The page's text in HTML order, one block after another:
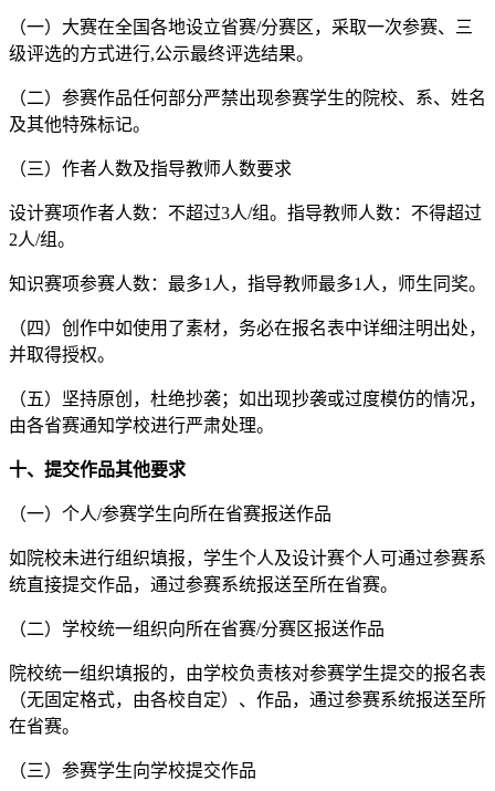
（一）大赛在全国各地设立省赛/分赛区，采取一次参赛、三
级评选的方式进行,公示最终评选结果。
（二）参赛作品任何部分严禁出现参赛学生的院校、系、姓名
及其他特殊标记。
（三）作者人数及指导教师人数要求
设计赛项作者人数：不超过3人/组。指导教师人数：不得超过
2人/组。
知识赛项参赛人数：最多1人，指导教师最多1人，师生同奖。
（四）创作中如使用了素材，务必在报名表中详细注明出处，
并取得授权。
（五）坚持原创，杜绝抄袭；如出现抄袭或过度模仿的情况，
由各省赛通知学校进行严肃处理。
十、提交作品其他要求
（一）个人/参赛学生向所在省赛报送作品
如院校未进行组织填报，学生个人及设计赛个人可通过参赛系
统直接提交作品，通过参赛系统报送至所在省赛。
（二）学校统一组织向所在省赛/分赛区报送作品
院校统一组织填报的，由学校负责核对参赛学生提交的报名表
（无固定格式，由各校自定）、作品，通过参赛系统报送至所
在省赛。
（三）参赛学生向学校提交作品